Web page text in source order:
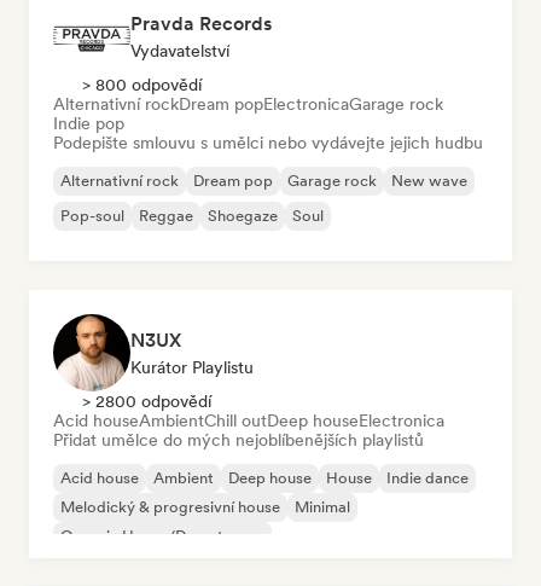
Pravda Records
Vydavatelství
> 800 odpovědí
Alternativní rockDream popElectronicaGarage rock
Indie pop
Podepište smlouvu s umělci nebo vydávejte jejich hudbu
Alternativní rock Dream pop Garage rock
New wave
Pop-soul
Reggae Shoegaze Soul
N3UX
Kurátor Playlistu
> 2800 odpovědí
Acid houseAmbientChill outDeep houseElectronica
Přidat umělce do mých nejoblíbenějších playlistů
Acid house Ambient Deep house House
Indie dance
Melodický & progresivní house
Minimal
Organic House/Downtempo